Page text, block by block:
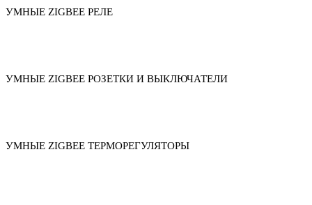
УМНЫЕ ZIGBEE РЕЛЕ
УМНЫЕ ZIGBEE РОЗЕТКИ И ВЫКЛЮЧАТЕЛИ
УМНЫЕ ZIGBEE ТЕРМОРЕГУЛЯТОРЫ